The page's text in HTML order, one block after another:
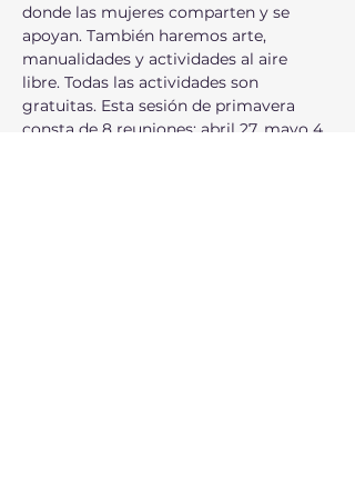
donde las mujeres comparten y se
apoyan. También haremos arte,
manualidades y actividades al aire
libre. Todas las actividades son
gratuitas. Esta sesión de primavera
consta de 8 reuniones: abril 27, mayo 4,